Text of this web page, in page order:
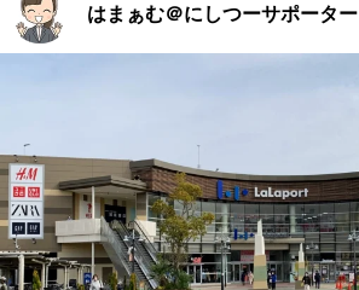
はまぁむ＠にしつーサポーター